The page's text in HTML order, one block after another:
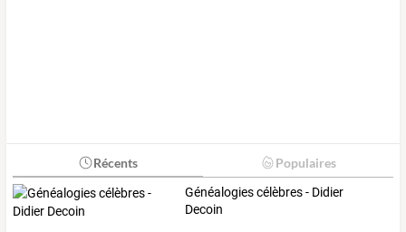
Récents Populaires
Généalogies célèbres - Didier
Decoin